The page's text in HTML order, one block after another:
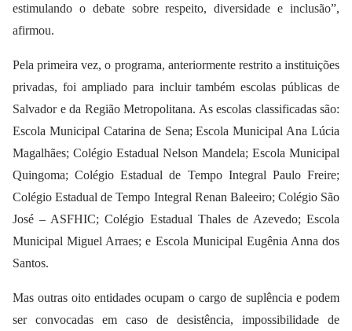
estimulando o debate sobre respeito, diversidade e inclusão”,
afirmou.
Pela primeira vez, o programa, anteriormente restrito a instituições
privadas, foi ampliado para incluir também escolas públicas de
Salvador e da Região Metropolitana. As escolas classificadas são:
Escola Municipal Catarina de Sena; Escola Municipal Ana Lúcia
Magalhães; Colégio Estadual Nelson Mandela; Escola Municipal
Quingoma; Colégio Estadual de Tempo Integral Paulo Freire;
Colégio Estadual de Tempo Integral Renan Baleeiro; Colégio São
José – ASFHIC; Colégio Estadual Thales de Azevedo; Escola
Municipal Miguel Arraes; e Escola Municipal Eugênia Anna dos
Santos.
Mas outras oitoentidades ocupam o cargo de suplência e podem
ser convocadas em caso de desistência, impossibilidade de